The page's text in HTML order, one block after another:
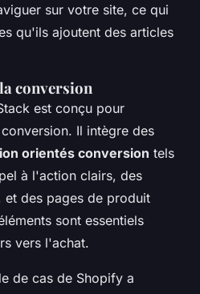
sur votre site, ce qui
qu'ils ajoutent des articles
conversion
est conçu pour
Il intègre des
orientés conversion tels
à l'action clairs, des
des pages de produit
sont essentiels
vers l'achat.
de cas de Shopify a